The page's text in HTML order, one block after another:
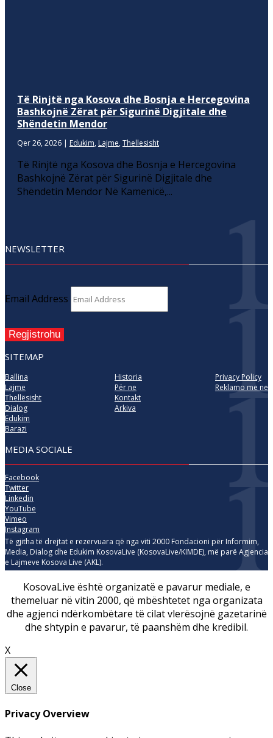
Të Rinjtë nga Kosova dhe Bosnja e Hercegovina
Bashkojnë Zërat për Sigurinë Digjitale dhe
Shëndetin Mendor
Qer 26, 2026 | Edukim, Lajme, Thellesisht
Të Rinjtë nga Kosova dhe Bosnja e Hercegovina
Bashkojnë Zërat për Sigurinë Digjitale dhe
Shëndetin Mendor Në Kamenicë,...
NEWSLETTER
Email Address
Regjistrohu
SITEMAP
Ballina
Lajme
Thellësisht
Dialog
Edukim
Barazi
Historia
Për ne
Kontakt
Arkiva
Privacy Policy
Reklamo me ne
MEDIA SOCIALE
Facebook
Twitter
Linkedin
YouTube
Vimeo
Instagram
Të gjitha të drejtat e rezervuara që nga viti 2000 Fondacioni për Informim,
Media, Dialog dhe Edukim KosovaLive (KosovaLive/KIMDE), më parë Agjencia
e Lajmeve Kosova Live (AKL).
KosovaLive është organizatë e pavarur mediale, e
themeluar në vitin 2000, që mbështetet nga organizata
dhe agjenci ndërkombëtare të cilat vlerësojnë gazetarinë
dhe shtypin e pavarur, të paanshëm dhe kredibil.
X
Close
Privacy Overview